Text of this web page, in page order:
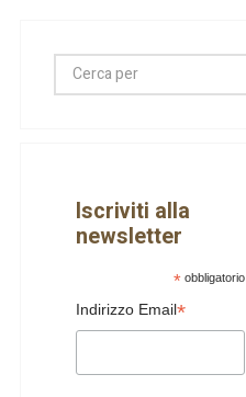
Iscriviti alla
newsletter
*obbligatorio
Indirizzo Email*